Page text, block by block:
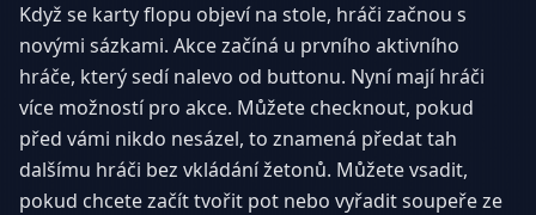
Když se karty flopu objeví na stole, hráči začnou s
novými sázkami. Akce začíná u prvního aktivního
hráče, který sedí nalevo od buttonu. Nyní mají hráči
více možností pro akce. Můžete checknout, pokud
před vámi nikdo nesázel, to znamená předat tah
dalšímu hráči bez vkládání žetonů. Můžete vsadit,
pokud chcete začít tvořit pot nebo vyřadit soupeře ze